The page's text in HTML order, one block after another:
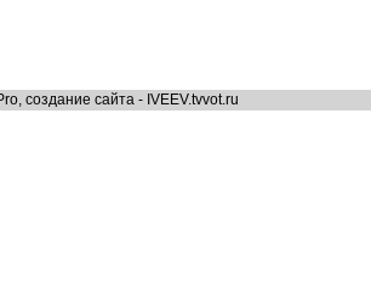
создание сайта - IVEEV.tvvot.ru